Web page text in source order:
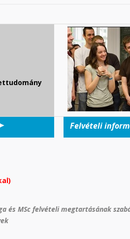
► Felvételi
és MSc felvételi megtartásának